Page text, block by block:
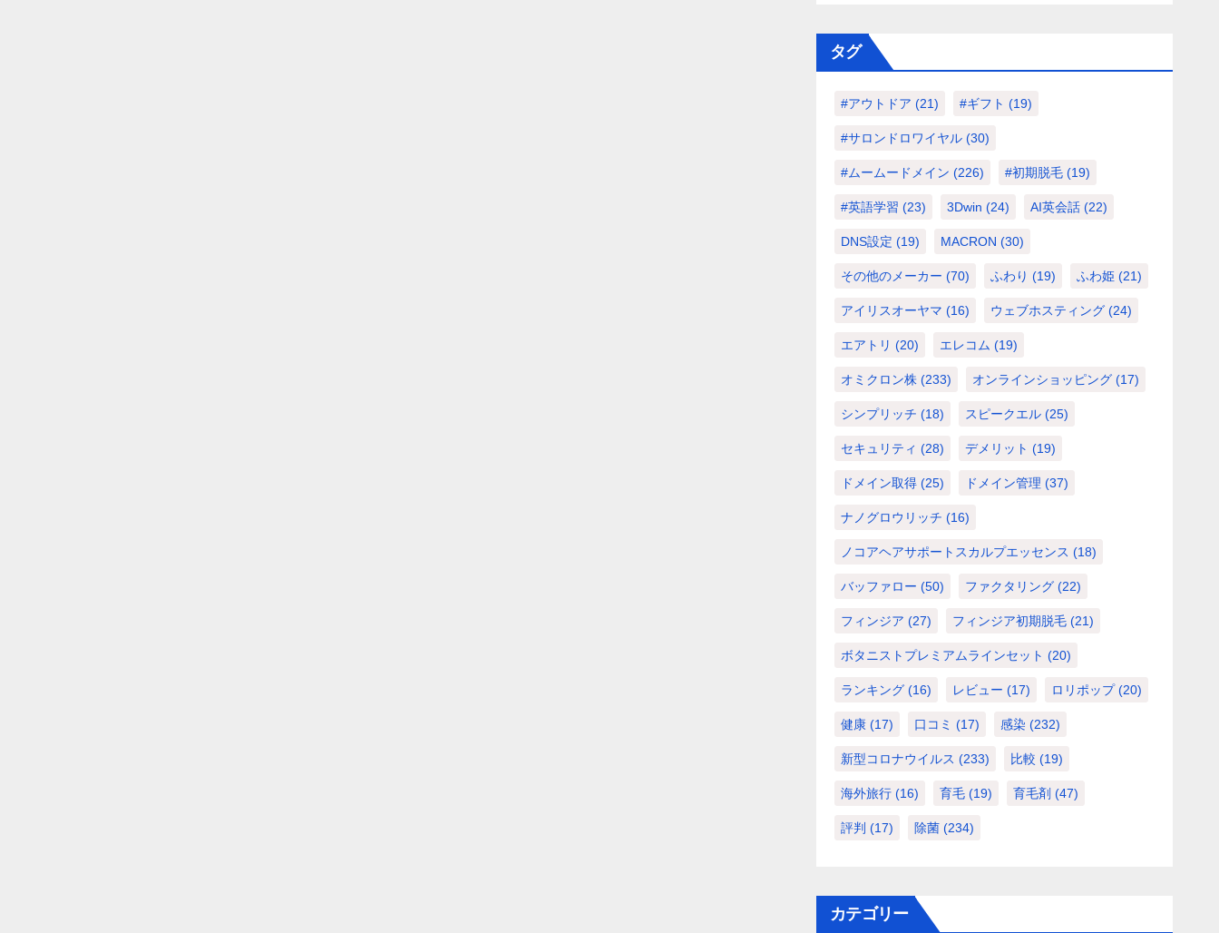
タグ
#アウトドア (21) #ギフト (19)
#サロンドロワイヤル (30)
#ムームードメイン (226) #初期脱毛 (19)
#英語学習 (23) 3Dwin (24) AI英会話 (22)
DNS設定 (19) MACRON (30)
その他のメーカー (70) ふわり (19) ふわ姫 (21)
アイリスオーヤマ (16) ウェブホスティング (24)
エアトリ (20) エレコム (19)
オミクロン株 (233) オンラインショッピング (17)
シンプリッチ (18) スピークエル (25)
セキュリティ (28) デメリット (19)
ドメイン取得 (25) ドメイン管理 (37)
ナノグロウリッチ (16)
ノコアヘアサポートスカルプエッセンス (18)
バッファロー (50) ファクタリング (22)
フィンジア (27) フィンジア初期脱毛 (21)
ボタニストプレミアムラインセット (20)
ランキング (16) レビュー (17) ロリポップ(20)
健康 (17) 口コミ (17) 感染 (232)
新型コロナウイルス (233) 比較 (19)
海外旅行 (16) 育毛 (19) 育毛剤 (47)
評判 (17) 除菌 (234)
カテゴリー